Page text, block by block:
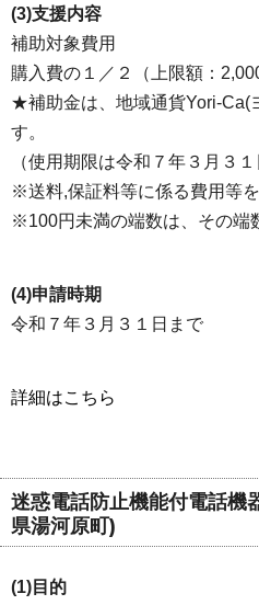
(3)支援内容
補助対象費用
購入費の１／２（上限額：
★補助金は、地域通貨Yori-Ca(
す。
（使用期限は令和７年３月３
※送料,保証料等に係る費用等を
※100円未満の端数は、その端
(4)申請時期
令和７年３月３１日まで
詳細はこちら
迷惑電話防止機能付電話機
県湯河原町)
(1)目的